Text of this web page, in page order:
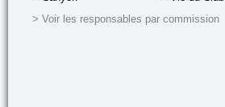
> Voir les responsables par commission